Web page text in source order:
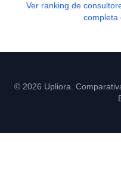
Ver ranking de
completa
© 2026 Upliora.